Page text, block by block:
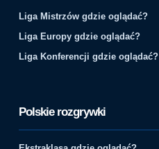
Liga Mistrzów gdzie oglądać?
Liga Europy gdzie oglądać?
Liga Konferencji gdzie oglądać?
Polskie rozgrywki